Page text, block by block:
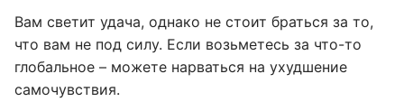
Вам светит удача, однако не стоит браться за то,
что вам не под силу. Если возьметесь за что-то
глобальное – можете нарваться на ухудшение
самочувствия.